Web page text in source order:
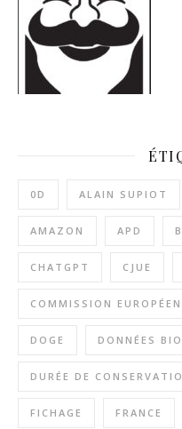
0D ALAIN SUPIOT
AMAZON APD
CHATGPT CJUE
COMMISSION
DOGE DONNÉES
DURÉE DE
FICHAGE FRANCE